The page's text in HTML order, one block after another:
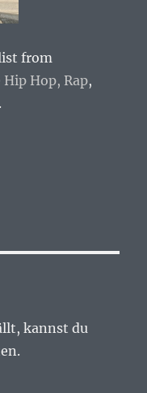
from
Hip Hop, Rap,
kannst du